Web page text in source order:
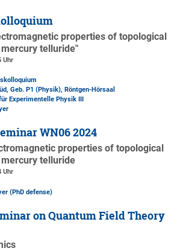
properties of topological
telluride"
Uhr
Geb. P1 (Physik), Röntgen-Hörsaal
Experimentelle Physik III
WN06 2024
properties of topological
telluride
Uhr
(PhD defense)
on Quantum Field Theory